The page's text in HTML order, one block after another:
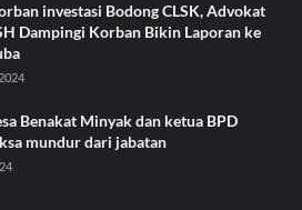
investasi Bodong CLSK, Advokat
Dampingi Korban Bikin Laporan ke
Benakat Minyak dan ketua BPD
mundur dari jabatan